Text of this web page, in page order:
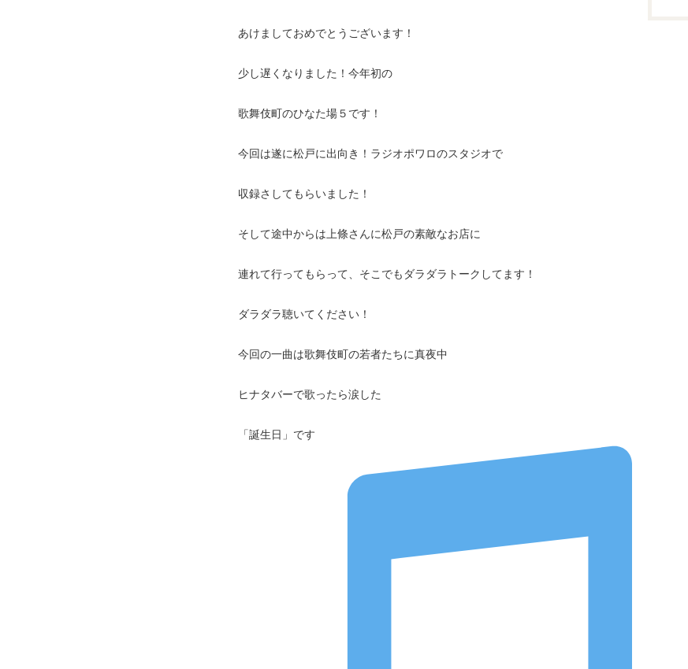
あけましておめでとうございます！
少し遅くなりました！今年初の
歌舞伎町のひなた場５です！
今回は遂に松戸に出向き！ラジオポワロのスタジオで
収録さしてもらいました！
そして途中からは上條さんに松戸の素敵なお店に
連れて行ってもらって、そこでもダラダラトークしてます！
ダラダラ聴いてください！
今回の一曲は歌舞伎町の若者たちに真夜中
ヒナタバーで歌ったら涙した
「誕生日」です